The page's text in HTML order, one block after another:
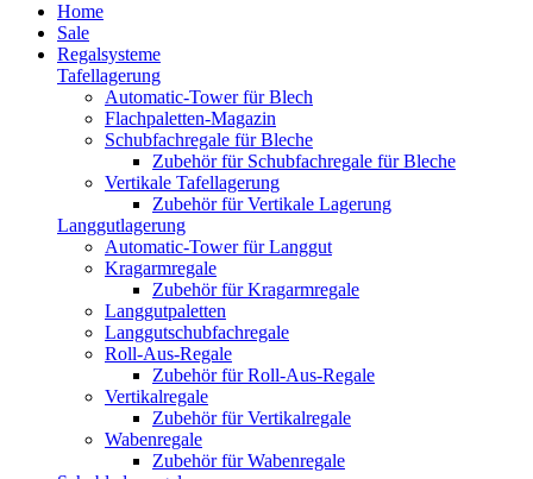
Home
Sale
Regalsysteme
Tafellagerung
Automatic-Tower für Blech
Flachpaletten-Magazin
Schubfachregale für Bleche
Zubehör für Schubfachregale für Bleche
Vertikale Tafellagerung
Zubehör für Vertikale Lagerung
Langgutlagerung
Automatic-Tower für Langgut
Kragarmregale
Zubehör für Kragarmregale
Langgutpaletten
Langgutschubfachregale
Roll-Aus-Regale
Zubehör für Roll-Aus-Regale
Vertikalregale
Zubehör für Vertikalregale
Wabenregale
Zubehör für Wabenregale